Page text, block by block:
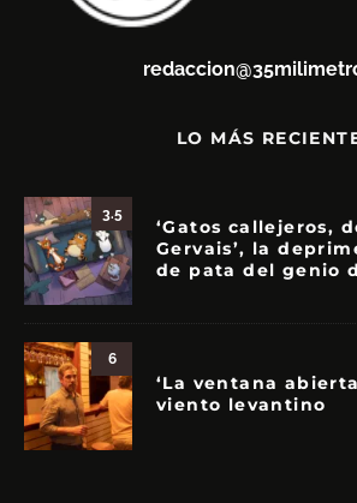
LO MÁS
3.5
‘Gatos callejeros,
Gervais’, la
de pata del genio
6
‘La ventana
viento levantino